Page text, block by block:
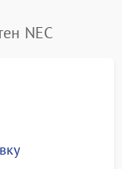
NEC